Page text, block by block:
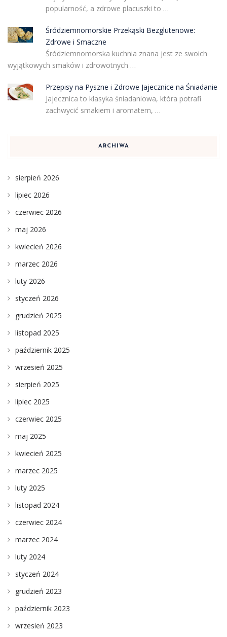
popularność, a zdrowe placuszki to …
Śródziemnomorskie Przekąski Bezglutenowe:
Zdrowe i Smaczne
Śródziemnomorska kuchnia znana jest ze swoich
wyjątkowych smaków i zdrowotnych …
Przepisy na Pyszne i Zdrowe Jajecznice na Śniadanie
Jajecznica to klasyka śniadaniowa, która potrafi
zachwycić smakiem i aromatem, …
ARCHIWA
sierpień 2026
lipiec 2026
czerwiec 2026
maj 2026
kwiecień 2026
marzec 2026
luty 2026
styczeń 2026
grudzień 2025
listopad 2025
październik 2025
wrzesień 2025
sierpień 2025
lipiec 2025
czerwiec 2025
maj 2025
kwiecień 2025
marzec 2025
luty 2025
listopad 2024
czerwiec 2024
marzec 2024
luty 2024
styczeń 2024
grudzień 2023
październik 2023
wrzesień 2023